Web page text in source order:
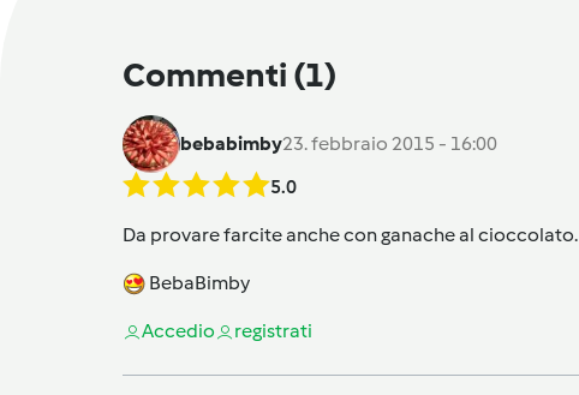
Commenti (1)
bebabimby23. febbraio 2015 - 16:00
5.0
Da provare farcite anche con ganache al cioccolato.
BebaBimby
Accedio registrati